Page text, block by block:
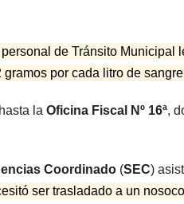
personal de Tránsito Municipal
por cada litro de sangre
la Oficina Fiscal Nº 16ª,
Coordinado (SEC)
ser trasladado a un
Al igual
Sagasti,
un
radical